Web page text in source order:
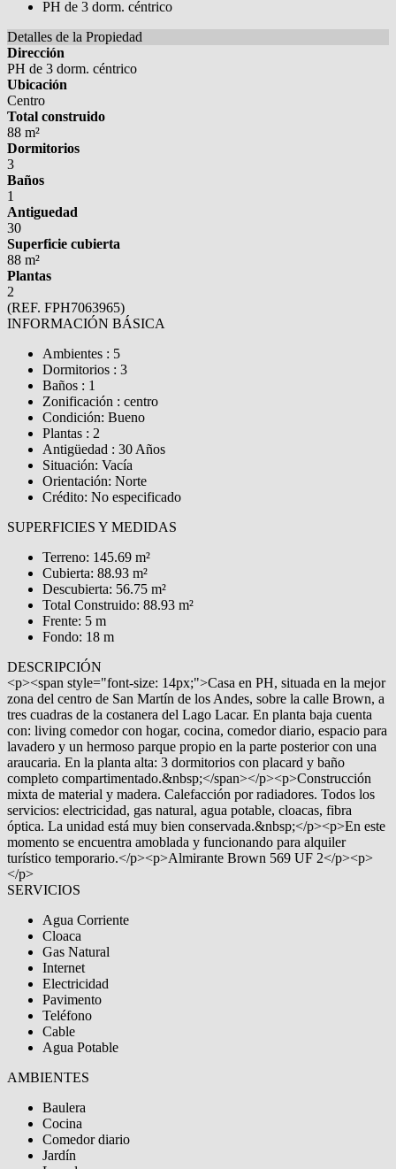
Detalles de la Propiedad
Dirección
PH de 3 dorm. céntrico
Ubicación
Centro
Total construido
88 m²
Dormitorios
3
Baños
1
Antiguedad
30
Superficie cubierta
88 m²
Plantas
2
(REF. FPH7063965)
INFORMACIÓN BÁSICA
Ambientes : 5
Dormitorios : 3
Baños : 1
Zonificación : centro
Condición: Bueno
Plantas : 2
Antigüedad : 30 Años
Situación: Vacía
Orientación: Norte
Crédito: No especificado
SUPERFICIES Y MEDIDAS
Terreno: 145.69 m²
Cubierta: 88.93 m²
Descubierta: 56.75 m²
Total Construido: 88.93 m²
Frente: 5 m
Fondo: 18 m
DESCRIPCIÓN
<p><span style="font-size: 14px;">Casa en PH, situada en la mejor
zona del centro de San Martín de los Andes, sobre la calle Brown, a
tres cuadras de la costanera del Lago Lacar. En planta baja cuenta
con: living comedor con hogar, cocina, comedor diario, espacio para
lavadero y un hermoso parque propio en la parte posterior con una
araucaria. En la planta alta: 3 dormitorios con placard y baño
completo compartimentado.&nbsp;</span></p><p>Construcción
mixta de material y madera. Calefacción por radiadores. Todos los
servicios: electricidad, gas natural, agua potable, cloacas, fibra
óptica. La unidad está muy bien conservada.&nbsp;</p><p>En este
momento se encuentra amoblada y funcionando para alquiler
turístico temporario.</p><p>Almirante Brown 569 UF 2</p><p>
</p>
SERVICIOS
Agua Corriente
Cloaca
Gas Natural
Internet
Electricidad
Pavimento
Teléfono
Cable
Agua Potable
AMBIENTES
Baulera
Cocina
Comedor diario
Jardín